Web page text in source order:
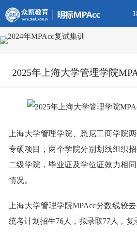
2025年上海大学管理学院
上海大学管理学院、悉尼工商学院
专硕项目，两个学院分别划线组织
二级学院，毕业证及学位证效力相
情况。
上海大学管理学院MPAcc分数线较
统考计划招生76人，拟录取77人，复